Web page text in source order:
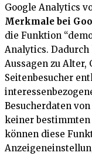
Google Analytics
Merkmale bei
die Funktion
Analytics.
Aussagen zu Alter,
Seitenbesucher
Besucherdaten
keiner bestimmten
können diese